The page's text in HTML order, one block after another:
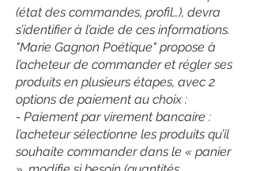
(état des commandes, profil…), devra
s’identifier à l’aide de ces informations.
"Marie Gagnon Poétique" propose à
l’acheteur de commander et régler ses
produits en plusieurs étapes, avec 2
options de paiement au choix :
- Paiement par virement bancaire :
l’acheteur sélectionne les produits qu’il
souhaite commander dans le « panier